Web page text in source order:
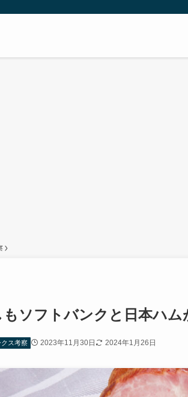
もソフトバンクと日本ハ
クス考察 2023年11月30日 2024年1月26日